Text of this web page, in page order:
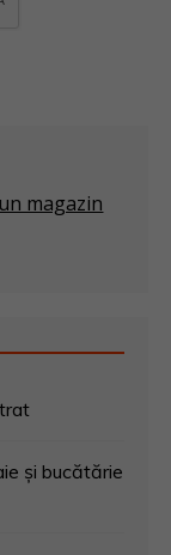
magazin
și bucătărie